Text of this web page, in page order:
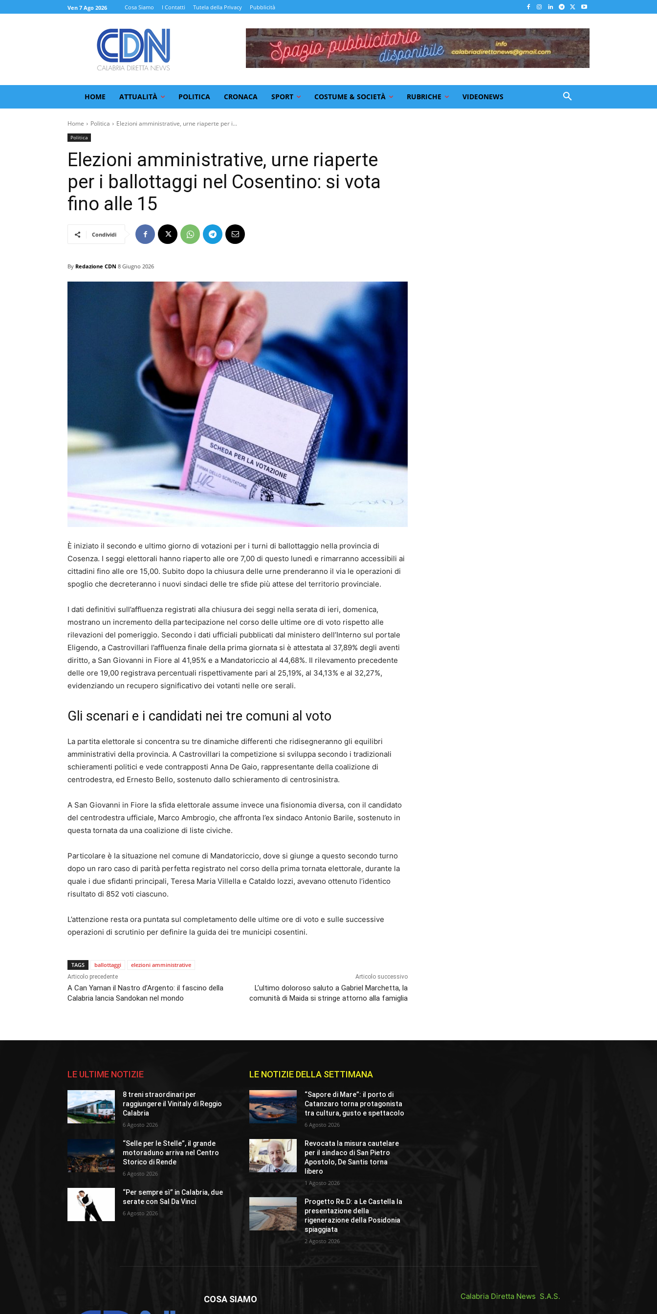
Ven 7 Ago 2026 Cosa Siamo I Contatti Tutela della Privacy Pubblicità
HOME ATTUALITÀ POLITICA CRONACA SPORT COSTUME & SOCIETÀ RUBRICHE VIDEONEWS
Home Politica Elezioni amministrative, urne riaperte per i...
Politica
Elezioni amministrative, urne riaperte
per i ballottaggi nel Cosentino: si vota
fino alle 15
Condividi
By Redazione CDN 8 Giugno 2026
È iniziato il secondo e ultimo giorno di votazioni per i turni di ballottaggio nella provincia di
Cosenza. I seggi elettorali hanno riaperto alle ore 7,00 di questo lunedì e rimarranno accessibili ai
cittadini fino alle ore 15,00. Subito dopo la chiusura delle urne prenderanno il via le operazioni di
spoglio che decreteranno i nuovi sindaci delle tre sfide più attese del territorio provinciale.
I dati definitivi sull’affluenza registrati alla chiusura dei seggi nella serata di ieri, domenica,
mostrano un incremento della partecipazione nel corso delle ultime ore di voto rispetto alle
rilevazioni del pomeriggio. Secondo i dati ufficiali pubblicati dal ministero dell’Interno sul portale
Eligendo, a Castrovillari l’affluenza finale della prima giornata si è attestata al 37,89% degli aventi
diritto, a San Giovanni in Fiore al 41,95% e a Mandatoriccio al 44,68%. Il rilevamento precedente
delle ore 19,00 registrava percentuali rispettivamente pari al 25,19%, al 34,13% e al 32,27%,
evidenziando un recupero significativo dei votanti nelle ore serali.
Gli scenari e i candidati nei tre comuni al voto
La partita elettorale si concentra su tre dinamiche differenti che ridisegneranno gli equilibri
amministrativi della provincia. A Castrovillari la competizione si sviluppa secondo i tradizionali
schieramenti politici e vede contrapposti Anna De Gaio, rappresentante della coalizione di
centrodestra, ed Ernesto Bello, sostenuto dallo schieramento di centrosinistra.
A San Giovanni in Fiore la sfida elettorale assume invece una fisionomia diversa, con il candidato
del centrodestra ufficiale, Marco Ambrogio, che affronta l’ex sindaco Antonio Barile, sostenuto in
questa tornata da una coalizione di liste civiche.
Particolare è la situazione nel comune di Mandatoriccio, dove si giunge a questo secondo turno
dopo un raro caso di parità perfetta registrato nel corso della prima tornata elettorale, durante la
quale i due sfidanti principali, Teresa Maria Villella e Cataldo Iozzi, avevano ottenuto l’identico
risultato di 852 voti ciascuno.
L’attenzione resta ora puntata sul completamento delle ultime ore di voto e sulle successive
operazioni di scrutinio per definire la guida dei tre municipi cosentini.
TAGS ballottaggi elezioni amministrative
Articolo precedente
A Can Yaman il Nastro d’Argento: il fascino della
Calabria lancia Sandokan nel mondo
Articolo successivo
L’ultimo doloroso saluto a Gabriel Marchetta, la
comunità di Maida si stringe attorno alla famiglia
LE ULTIME NOTIZIE
8 treni straordinari per
raggiungere il Vinitaly di Reggio
Calabria
6 Agosto 2026
“Selle per le Stelle”, il grande
motoraduno arriva nel Centro
Storico di Rende
6 Agosto 2026
“Per sempre sì” in Calabria, due
serate con Sal Da Vinci
6 Agosto 2026
LE NOTIZIE DELLA SETTIMANA
“Sapore di Mare”: il porto di
Catanzaro torna protagonista
tra cultura, gusto e spettacolo
6 Agosto 2026
Revocata la misura cautelare
per il sindaco di San Pietro
Apostolo, De Santis torna
libero
1 Agosto 2026
Progetto Re.D: a Le Castella la
presentazione della
rigenerazione della Posidonia
spiaggiata
2 Agosto 2026
COSA SIAMO Calabria Diretta News S.A.S.